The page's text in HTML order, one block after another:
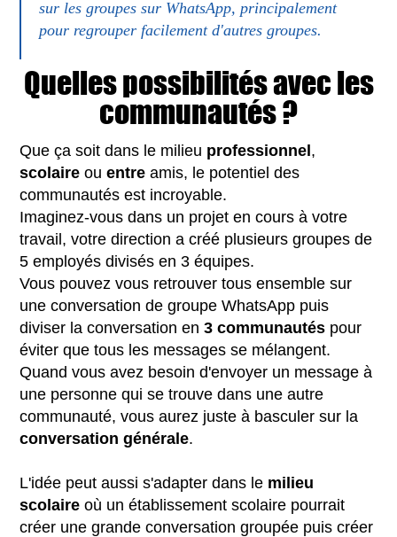
sur les groupes sur WhatsApp, principalement
pour regrouper facilement d'autres groupes.
Quelles possibilités avec les
communautés ?
Que ça soit dans le milieu professionnel,
scolaire ouentre amis, le potentiel des
communautés est incroyable.
Imaginez-vous dans un projet en cours à votre
travail, votre direction a créé plusieurs groupes de
5 employés divisés en 3 équipes.
Vous pouvez vous retrouver tous ensemble sur
une conversation de groupe WhatsApp puis
diviser la conversation en3 communautés pour
éviter que tous les messages se mélangent.
Quand vous avez besoin d'envoyer un message à
une personne qui se trouve dans une autre
communauté, vous aurez juste à basculer sur la
conversation générale.
L'idée peut aussi s'adapter dans le milieu
scolaire où un établissement scolaire pourrait
créer une grande conversation groupée puis créer